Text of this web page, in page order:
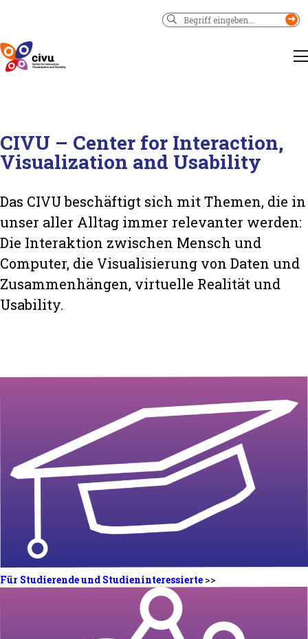
CIVU – Center for Interaction,
Visualization and Usability
Das CIVU beschäftigt sich mit Themen, die in
unser aller Alltag immer relevanter werden:
Die Interaktion zwischen Mensch und
Computer, die Visualisierung von Daten und
Zusammenhängen, virtuelle Realität und
Usability.
Für Studierende und Studieninteressierte >>